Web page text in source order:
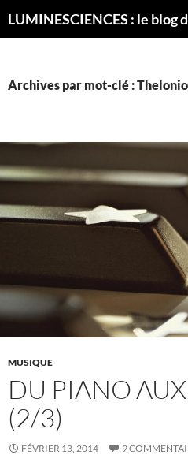
Archives par mot-clé :
MUSIQUE
DU PIANO
(2/3)
FÉVRIER 13, 2014 9